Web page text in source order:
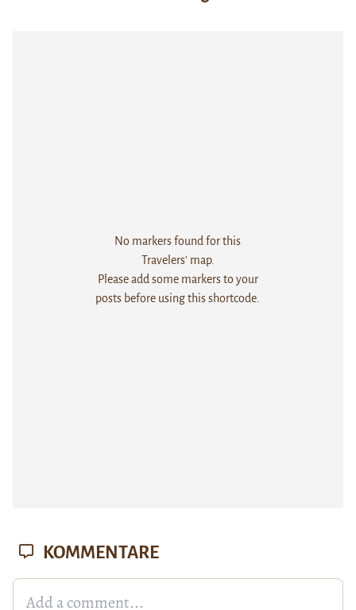
No markers found for this
Travelers' map.
Please add some markers to your
posts before using this shortcode.
KOMMENTARE